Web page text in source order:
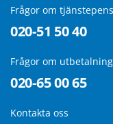
Frågor om
020-51 50 40
Frågor om utbetalning
020-65 00 65
Kontakta oss